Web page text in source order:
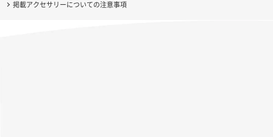
掲載アクセサリーについての注意事項